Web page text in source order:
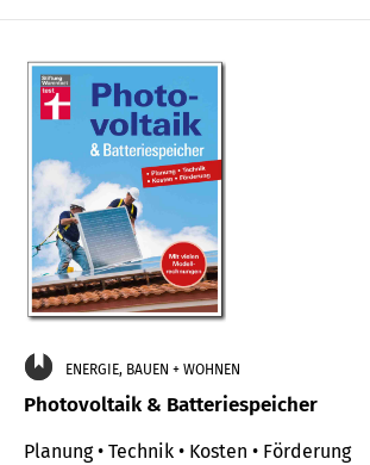
ENERGIE, BAUEN + WOHNEN
Photovoltaik & Batteriespeicher
Planung • Technik • Kosten • Förderung